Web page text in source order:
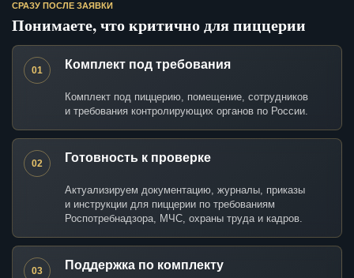
СРАЗУ ПОСЛЕ ЗАЯВКИ
Понимаете, что критично для пиццерии
01 Комплект под требования
Комплект под пиццерию, помещение, сотрудников
и требования контролирующих органов по России.
02 Готовность к проверке
Актуализируем документацию, журналы, приказы
и инструкции для пиццерии по требованиям
Роспотребнадзора, МЧС, охраны труда и кадров.
03 Поддержка по комплекту